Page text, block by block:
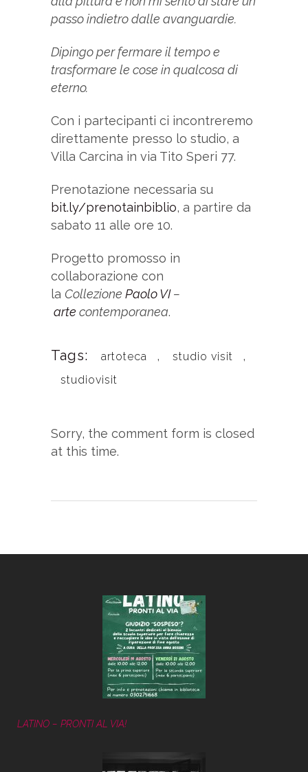
passo indietro dalle avanguardie.
Dipingo per fermare il tempo e
trasformare le cose in qualcosa di
eterno.
Con i partecipanti ci incontreremo
direttamente presso lo studio, a
Villa Carcina in via Tito Speri 77.
Prenotazione necessaria su
bit.ly/prenotainbiblio, a partire da
sabato 11 alle ore 10.
Progetto promosso in
collaborazione con
la Collezione Paolo VI–
arte contemporanea.
Tags: artoteca , studio visit ,
studiovisit
Sorry, the comment form is closed
at this time.
LATINO – PRONTI AL VIA!